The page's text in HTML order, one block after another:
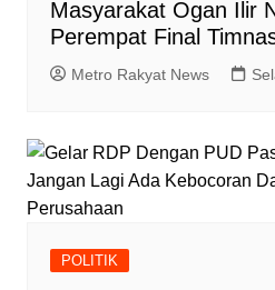
Masyarakat Ogan Ilir
Perempat Final
Metro Rakyat News
POLITIK